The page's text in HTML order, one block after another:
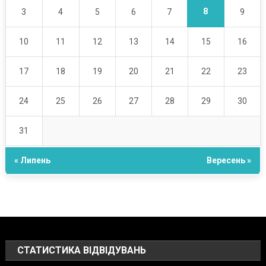
3 4 5 6 7 8 9
10 11 12 13 14 15 16
17 18 19 20 21 22 23
24 25 26 27 28 29 30
31
« Липень Вересень »
СТАТИСТИКА ВІДВІДУВАНЬ